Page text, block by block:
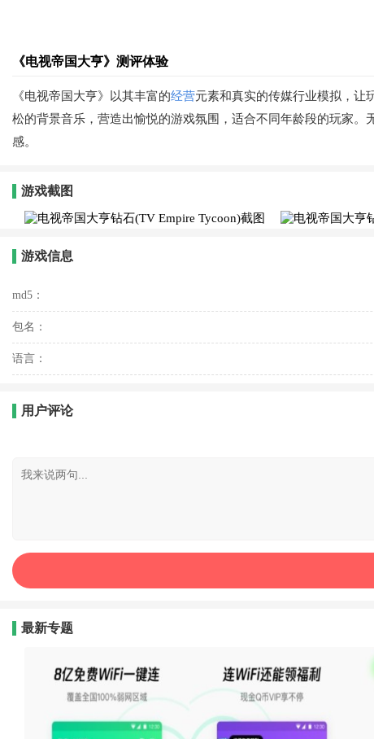
《电视帝国大亨》测评体验
《电视帝国大亨》以其丰富的经营元素和真实的传媒行业模拟，让
松的背景音乐，营造出愉悦的游戏氛围，适合不同年龄段的玩家。
感。
游戏截图
游戏信息
md5：
包名：
语言：
用户评论
最新专题